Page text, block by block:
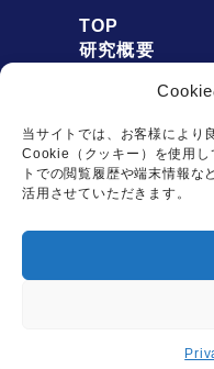
当サイトでは、お客様により
Cookie（クッキー）を使用し
トでの閲覧履歴や端末情報な
活用させていただきます。
TOP
研究概要
Copyright © Dementia